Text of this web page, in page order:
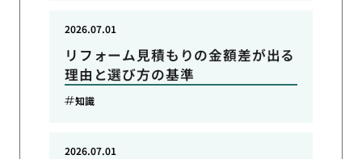
リフォーム見積もりの金額差が出る
理由と選び方の基準
2026.07.01
知識
2026.07.01